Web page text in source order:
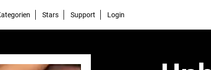
Stars Support Login